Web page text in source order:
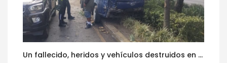
Un fallecido, heridos y vehículos destruidos en accidentes registrados este 1 de agosto